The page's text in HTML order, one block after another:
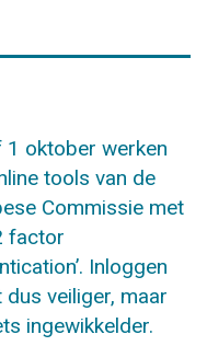
1 oktober werken
tools van de
Commissie met
factor
Inloggen
veiliger, maar
ingewikkelder.